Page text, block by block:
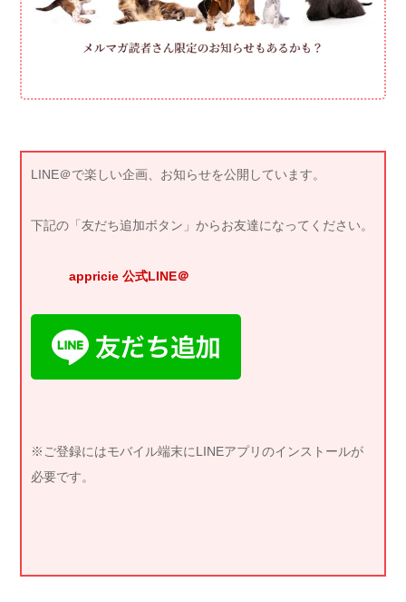
LINE＠で楽しい企画、お知らせを公開しています。
下記の「友だち追加ボタン」からお友達になってください。
appricie 公式LINE＠
※ご登録にはモバイル端末にLINEアプリのインストールが
必要です。